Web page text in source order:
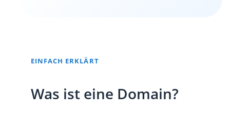
EINFACH ERKLÄRT
Was ist eine Domain?